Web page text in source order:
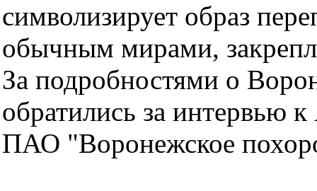
символизирует образ
обычным мирами,
За подробностями о
обратились за интервью
ПАО "Воронежское